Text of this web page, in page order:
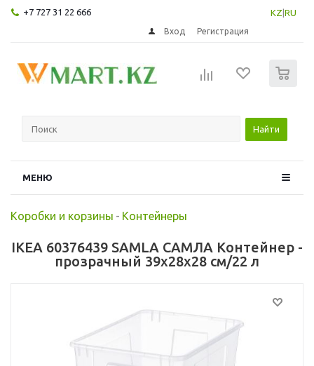
+7 727 31 22 666 KZ RU
Вход Регистрация
Найти
МЕНЮ
Коробки и корзины - Контейнеры
IKEA 60376439 SAMLA САМЛА Контейнер -
прозрачный 39x28x28 см/22 л